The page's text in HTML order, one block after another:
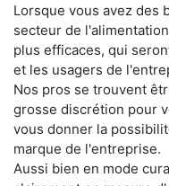
Lorsque vous avez des
secteur de
plus efficaces, qui
et les usagers de
Nos pros se trouvent
grosse discrétion pour
vous donner la
marque de l'entreprise.
Aussi bien en mode